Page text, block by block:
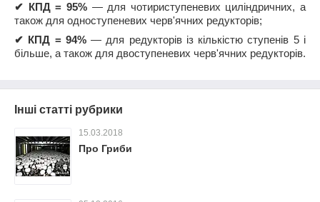
✔ КПД = 95%— для чотириступеневих циліндричних, а
також для одноступеневих черв'ячних редукторів;
✔ КПД = 94%— для редукторів із кількістю ступенів 5 і
більше, а також для двоступеневих черв'ячних редукторів.
Інші статті рубрики
15.03.2018
Про Гриби